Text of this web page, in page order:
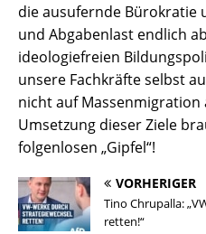
die ausufernde Bürokratie
und Abgabenlast endlich
ideologiefreien
unsere Fachkräfte selbst
nicht auf Massenmigration
Umsetzung dieser Ziele
folgenlosen „Gipfel“!
VORHERIGER
Tino Chrupalla:
retten!“